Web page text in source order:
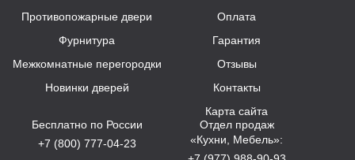
Противопожарные двери
Фурнитура
Межкомнатные перегородки
Новинки дверей
Оплата
Гарантия
Отзывы
Контакты
Карта сайта
Бесплатно по России
+7 (800) 777-04-23
Отдел продаж
«Кухни, Мебель»: